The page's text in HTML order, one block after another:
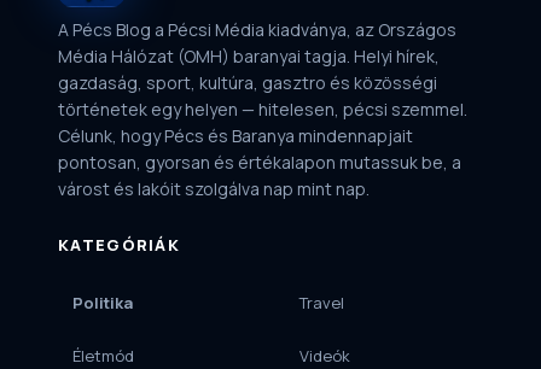
A Pécs Blog a Pécsi Média kiadványa, az Országos
Média Hálózat (OMH) baranyai tagja. Helyi hírek,
gazdaság, sport, kultúra, gasztro és közösségi
történetek egy helyen — hitelesen, pécsi szemmel.
Célunk, hogy Pécs és Baranya mindennapjait
pontosan, gyorsan és értékalapon mutassuk be, a
várost és lakóit szolgálva nap mint nap.
KATEGÓRIÁK
Politika
Életmód
Travel
Videók